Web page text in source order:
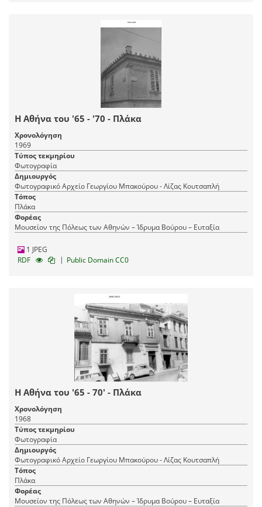
Η Αθήνα του '65 - '70 - Πλάκα
Χρονολόγηση
1969
Τύπος τεκμηρίου
Φωτογραφία
Δημιουργός
Φωτογραφικό Αρχείο Γεωργίου Μπακούρου - Λίζας Κουτσαπλή
Τόπος
Πλάκα
Φορέας
Μουσείον της Πόλεως των Αθηνών – Ίδρυμα Βούρου – Ευταξία
1 JPEG
RDF
| Public Domain CC0
Η Αθήνα του '65 - 70' - Πλάκα
Χρονολόγηση
1968
Τύπος τεκμηρίου
Φωτογραφία
Δημιουργός
Φωτογραφικό Αρχείο Γεωργίου Μπακούρου - Λίζας Κουτσαπλή
Τόπος
Πλάκα
Φορέας
Μουσείον της Πόλεως των Αθηνών – Ίδρυμα Βούρου – Ευταξία